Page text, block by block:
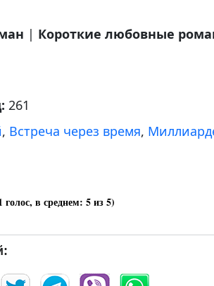
| Короткие любовные
261
, Встреча через время,
голос, в среднем: 5из 5)